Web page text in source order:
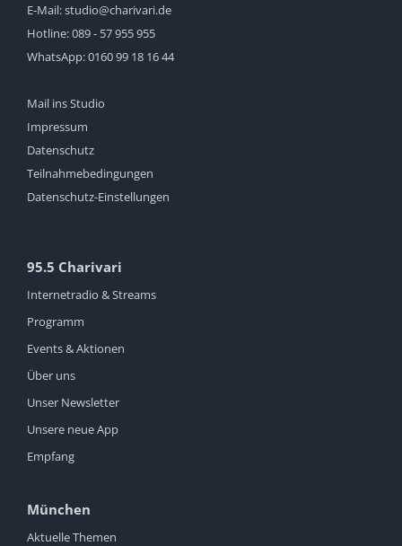
E-Mail:studio@charivari.de
Hotline:089 - 57 955 955
WhatsApp:0160 99 18 16 44
Mail ins Studio
Impressum
Datenschutz
Teilnahmebedingungen
Datenschutz-Einstellungen
95.5 Charivari
Internetradio & Streams
Programm
Events & Aktionen
Über uns
Unser Newsletter
Unsere neue App
Empfang
München
Aktuelle Themen